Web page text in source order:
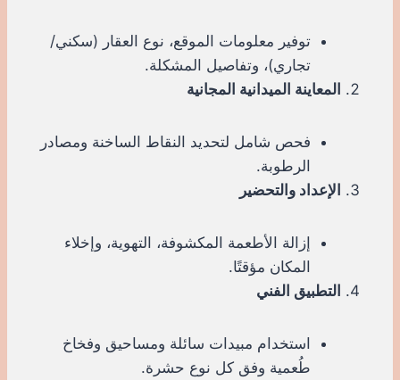
توفير معلومات الموقع، نوع العقار (سكني/
تجاري)، وتفاصيل المشكلة.
المعاينة الميدانية المجانية
فحص شامل لتحديد النقاط الساخنة ومصادر
الرطوبة.
الإعداد والتحضير
إزالة الأطعمة المكشوفة، التهوية، وإخلاء
المكان مؤقتًا.
التطبيق الفني
استخدام مبيدات سائلة ومساحيق وفخاخ
طُعمية وفق كل نوع حشرة.